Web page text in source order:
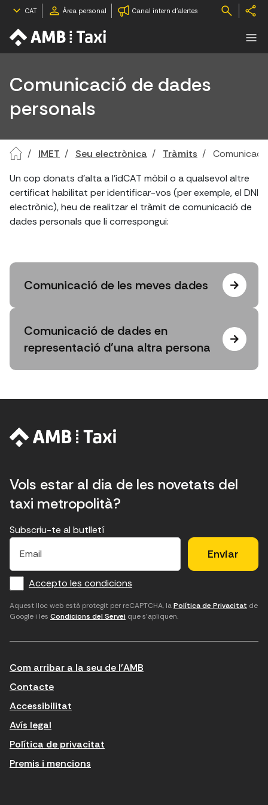
CAT Àrea personal Canal intern d'alertes
Comunicació de dades
personals
IMET Seu electrònica Tràmits
Un cop donats d'alta a l'idCAT mòbil o a qualsevol altre
certificat habilitat per identificar-vos (per exemple, el DNI
electrònic), heu de realitzar el tràmit de comunicació de
dades personals que li correspongui:
Comunicació de les meves dades
Comunicació de dades en
representació d'una altra persona
Vols estar al dia de les novetats del
taxi metropolità?
E
f
o
r
m
i
n
t
u
E
c
a
m
p
r
r
e
e
H
u
d
'
a
e
p
t
e
×
Subscriu-te al butlletí
E
a
i
Accepto les condicions
Aquest lloc web està protegit per reCAPTCHA, laPolítica de Privacitat de
Google i les Condicions del Servei que s'apliquen.
Com arribar a la seu de l'AMB
Contacte
Accessibilitat
Avís legal
Política de privacitat
Premis i mencions